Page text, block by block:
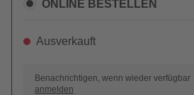
ONLINE BESTELLEN
Ausverkauft
Benachrichtigen, wenn wieder verfügbar
anmelden